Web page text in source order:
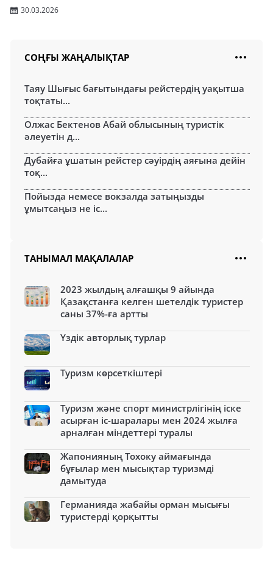
30.03.2026
СОҢҒЫ ЖАҢАЛЫҚТАР
Таяу Шығыс бағытындағы рейстердің уақытша
тоқтаты...
Олжас Бектенов Абай облысының туристік
әлеуетін д...
Дубайға ұшатын рейстер сәуірдің аяғына дейін
тоқ...
Пойызда немесе вокзалда затыңызды
ұмытсаңыз не іс...
ТАНЫМАЛ МАҚАЛАЛАР
2023 жылдың алғашқы 9 айында
Қазақстанға келген шетелдік туристер
саны 37%-ға артты
Үздік авторлық турлар
Туризм көрсеткіштері
Туризм және спорт министрлігінің іске
асырған іс-шаралары мен 2024 жылға
арналған міндеттері туралы
Жапонияның Тохоку аймағында
бұғылар мен мысықтар туризмді
дамытуда
Германияда жабайы орман мысығы
туристерді қорқытты